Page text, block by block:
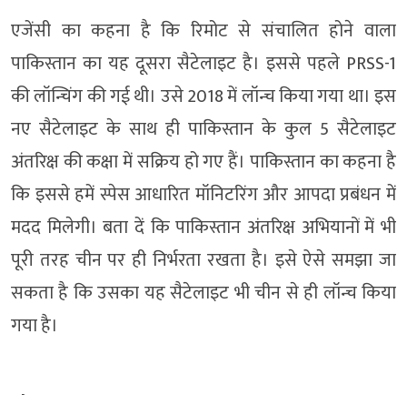
एजेंसी का कहना है कि रिमोट से संचालित होने वाला
पाकिस्तान का यह दूसरा सैटेलाइट है। इससे पहले PRSS-1
की लॉन्चिंग की गई थी। उसे 2018 में लॉन्च किया गया था। इस
नए सैटेलाइट के साथ ही पाकिस्तान के कुल 5 सैटेलाइट
अंतरिक्ष की कक्षा में सक्रिय हो गए हैं। पाकिस्तान का कहना है
कि इससे हमें स्पेस आधारित मॉनिटरिंग और आपदा प्रबंधन में
मदद मिलेगी। बता दें कि पाकिस्तान अंतरिक्ष अभियानों में भी
पूरी तरह चीन पर ही निर्भरता रखता है। इसे ऐसे समझा जा
सकता है कि उसका यह सैटेलाइट भी चीन से ही लॉन्च किया
गया है।